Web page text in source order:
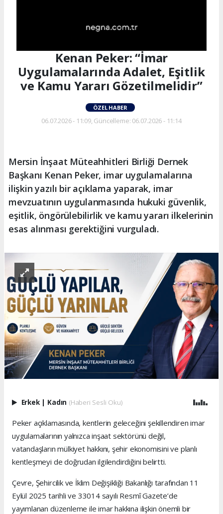
Kenan Peker: “İmar
Uygulamalarında Adalet, Eşitlik
ve Kamu Yararı Gözetilmelidir”
ÖZEL HABER
06.07.2026 - 11:09, Güncelleme: 06.07.2026 - 11:14
Mersin İnşaat Müteahhitleri Birliği Dernek
Başkanı Kenan Peker, imar uygulamalarına
ilişkin yazılı bir açıklama yaparak, imar
mevzuatının uygulanmasında hukuki güvenlik,
eşitlik, öngörülebilirlik ve kamu yararı ilkelerinin
esas alınması gerektiğini vurguladı.
Erkek | Kadın (Haberi Sesli Oku)
Peker açıklamasında, kentlerin geleceğini şekillendiren imar
uygulamalarının yalnızca inşaat sektörünü değil,
vatandaşların mülkiyet hakkını, şehir ekonomisini ve planlı
kentleşmeyi de doğrudan ilgilendirdiğini belirtti.
Çevre, Şehircilik ve İklim Değişikliği Bakanlığı tarafından 11
Eylül 2025 tarihli ve 33014 sayılı Resmî Gazete’de
yayımlanan düzenleme ile imar hakkına ilişkin önemli bir